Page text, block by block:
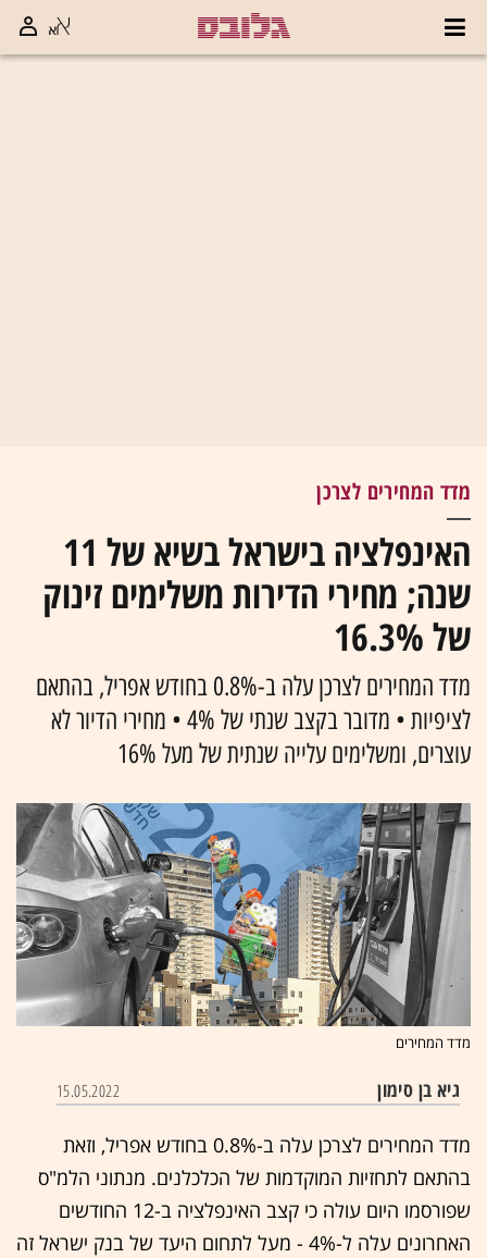
מדד המחירים לצרכן
האינפלציה בישראל בשיא של 11
שנה; מחירי הדירות משלימים זינוק
של 16.3%
מדד המחירים לצרכן עלה ב-0.8% בחודש אפריל, בהתאם
לציפיות • מדובר בקצב שנתי של 4% • מחירי הדיור לא
עוצרים, ומשלימים עלייה שנתית של מעל 16%
מדד המחירים
גיא בן סימון 15.05.2022
מדד המחירים לצרכן עלה ב-0.8% בחודש אפריל, וזאת
בהתאם לתחזיות המוקדמות של הכלכלנים. מנתוני הלמ"ס
שפורסמו היום עולה כי קצב האינפלציה ב-12 החודשים
האחרונים עלה ל-4% - מעל לתחום היעד של בנק ישראל זה